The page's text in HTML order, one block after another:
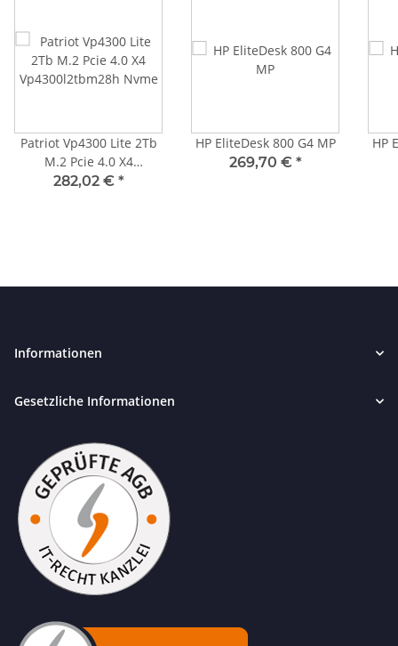
Patriot Vp4300 Lite 2Tb
M.2 Pcie 4.0 X4
Vp4300l2tbm28h Nvme
282,02 € *
HP EliteDesk 800 G4 MP
269,70 € *
HP
Informationen
Gesetzliche Informationen